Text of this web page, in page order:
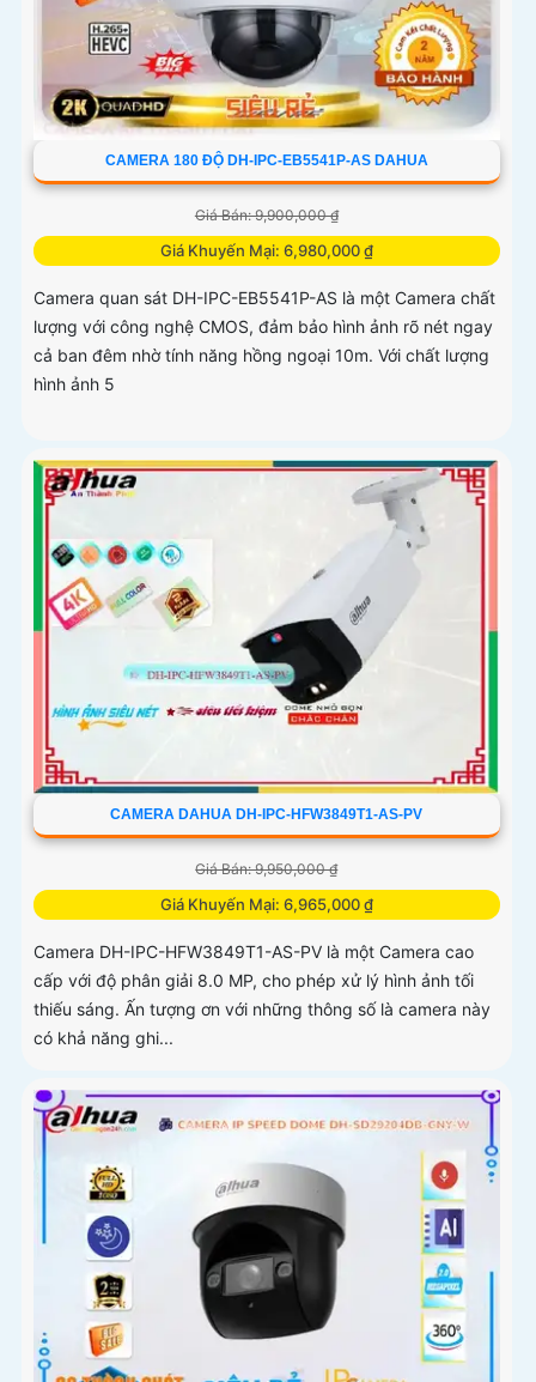
CAMERA 180 ĐỘ DH-IPC-EB5541P-AS DAHUA
Giá Bán: 9,900,000 ₫
Giá Khuyến Mại: 6,980,000 ₫
Camera quan sát DH-IPC-EB5541P-AS là một Camera chất
lượng với công nghệ CMOS, đảm bảo hình ảnh rõ nét ngay
cả ban đêm nhờ tính năng hồng ngoại 10m. Với chất lượng
hình ảnh 5
CAMERA DAHUA DH-IPC-HFW3849T1-AS-PV
Giá Bán: 9,950,000 ₫
Giá Khuyến Mại: 6,965,000 ₫
Camera DH-IPC-HFW3849T1-AS-PV là một Camera cao
cấp với độ phân giải 8.0 MP, cho phép xử lý hình ảnh tối
thiếu sáng. Ấn tượng ơn với những thông số là camera này
có khả năng ghi...